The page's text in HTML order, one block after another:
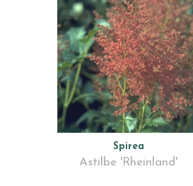
Spirea
Astilbe 'Rheinland'